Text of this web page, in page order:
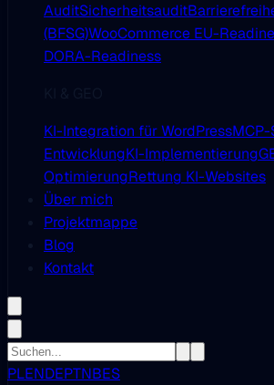
AuditSicherheitsaudit
(BFSG)WooCommerce EU-
DORA-Readiness
KI-Integration für WordPress
EntwicklungKI-Implementierung
OptimierungRettung KI-Websites
Über mich
Projektmappe
Blog
Kontakt
PLENDEPTNBES